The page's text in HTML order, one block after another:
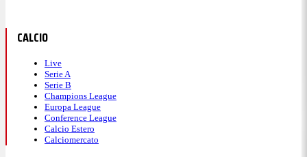
CALCIO
Live
Serie A
Serie B
Champions League
Europa League
Conference League
Calcio Estero
Calciomercato